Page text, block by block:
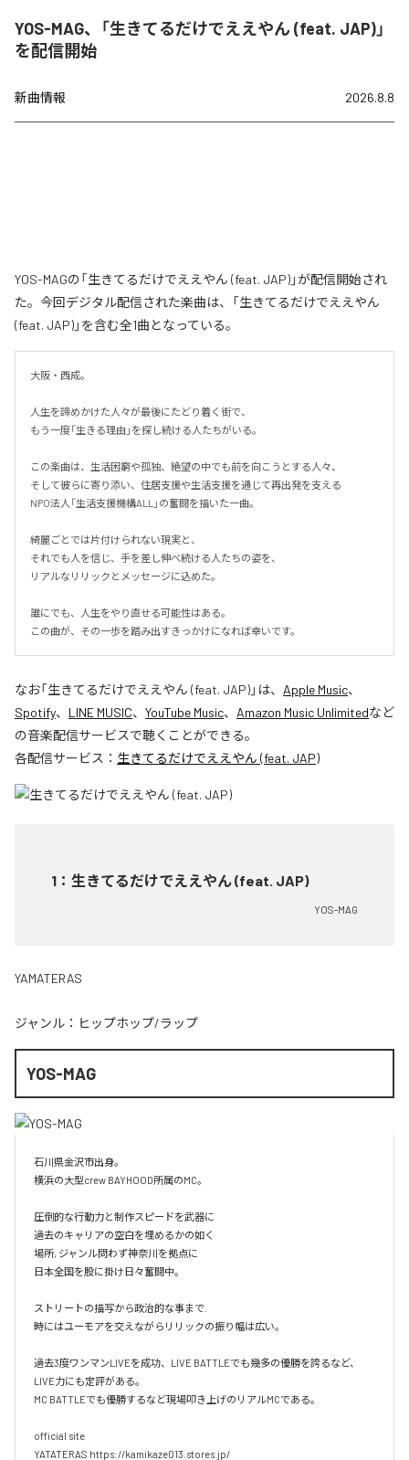
YOS-MAG、「生きてるだけでええやん (feat. JAP)」
を配信開始
新曲情報 2026.8.8
YOS-MAGの「生きてるだけでええやん (feat. JAP)」が配信開始され
た。今回デジタル配信された楽曲は、「生きてるだけでええやん
(feat. JAP)」を含む全1曲となっている。
大阪・西成。
人生を諦めかけた人々が最後にたどり着く街で、
もう一度「生きる理由」を探し続ける人たちがいる。
この楽曲は、生活困窮や孤独、絶望の中でも前を向こうとする人々、
そして彼らに寄り添い、住居支援や生活支援を通じて再出発を支える
NPO法人「生活支援機構ALL」の奮闘を描いた一曲。
綺麗ごとでは片付けられない現実と、
それでも人を信じ、手を差し伸べ続ける人たちの姿を、
リアルなリリックとメッセージに込めた。
誰にでも、人生をやり直せる可能性はある。
この曲が、その一歩を踏み出すきっかけになれば幸いです。
なお「生きてるだけでええやん (feat. JAP)」は、 Apple Music、
Spotify、 LINE MUSIC、 YouTube Music、 Amazon Music Unlimitedなど
の音楽配信サービスで聴くことができる。
各配信サービス： 生きてるだけでええやん (feat. JAP)
1 ： 生きてるだけでええやん (feat. JAP)
YOS-MAG
YAMATERAS
ジャンル： ヒップホップ/ラップ
YOS-MAG
石川県金沢市出身。
横浜の大型crew BAYHOOD所属のMC。
圧倒的な行動力と制作スピードを武器に
過去のキャリアの空白を埋めるかの如く
場所, ジャンル問わず神奈川を拠点に
日本全国を股に掛け日々奮闘中。
ストリートの描写から政治的な事まで.
時にはユーモアを交えながらリリックの振り幅は広い。
過去3度ワンマンLIVEを成功、LIVE BATTLEでも幾多の優勝を誇るなど、
LIVE力にも定評がある。
MC BATTLEでも優勝するなど現場叩き上げのリアルMCである。
official site
YATATERAS https://kamikaze013.stores.jp/